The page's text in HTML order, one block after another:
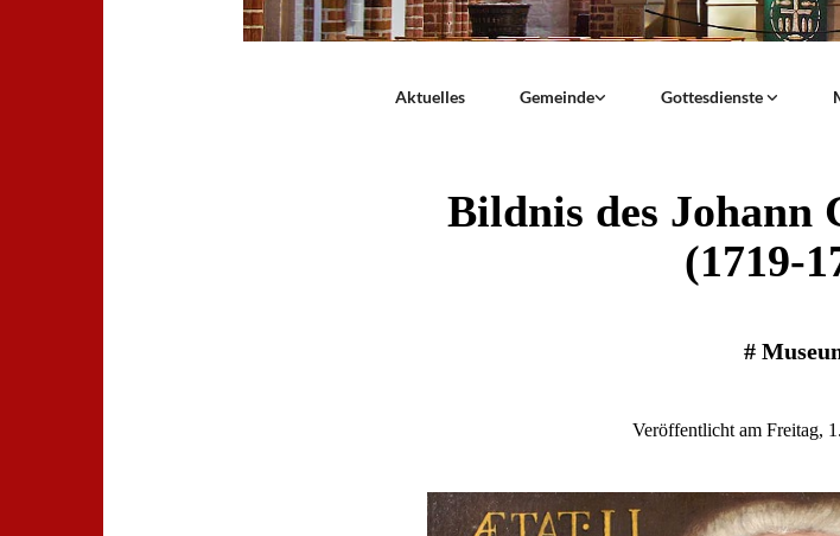
Aktuelles Gemeinde Gottesdienste
Bildnis des Johann
(1719-
#
Veröffentlicht am Freitag,